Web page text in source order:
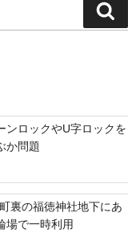
索
ンロックやU字ロックを
か問題
裏の福徳神社地下にあ
場で一時利用